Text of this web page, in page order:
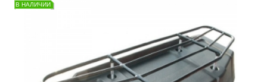
В НАЛИЧИИ